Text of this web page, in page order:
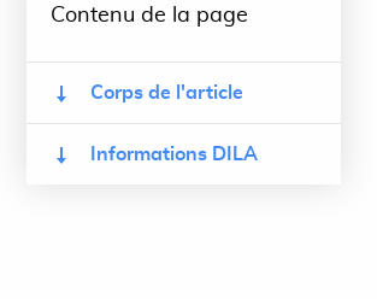
Contenu de la page
Corps de l'article
Informations DILA